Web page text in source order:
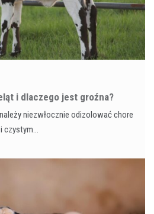
i dlaczego jest groźna?
niezwłocznie odizolować chore
czystym…